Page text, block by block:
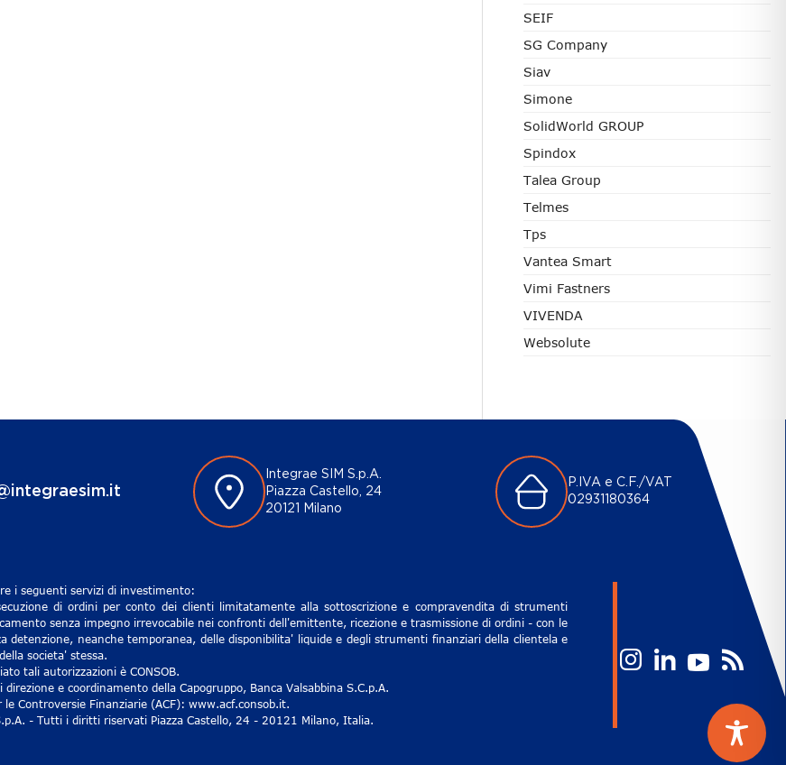
SEIF
SG Company
Siav
Simone
SolidWorld GROUP
Spindox
Talea Group
Telmes
Tps
Vantea Smart
Vimi Fastners
VIVENDA
Websolute
Integrae SIM S.p.A.
Piazza Castello, 24
20121 Milano
P.IVA e C.F./VAT
02931180364
i seguenti servizi di investimento:
di ordini per conto dei clienti limitatamente alla sottoscrizione e compravendita di strumenti
senza impegno irrevocabile nei confronti dell'emittente, ricezione e trasmissione di ordini - con le
detenzione, neanche temporanea, delle disponibilita' liquide e degli strumenti finanziari della clientela e
societa' stessa.
tali autorizzazioni è CONSOB.
e coordinamento della Capogruppo, Banca Valsabbina S.C.p.A.
le Controversie Finanziarie (ACF): www.acf.consob.it.
- Tutti i diritti riservati Piazza Castello, 24 - 20121 Milano, Italia.